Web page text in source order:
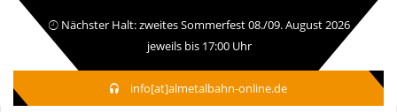
Nächster Halt: zweites Sommerfest 08./09. August 2026
jeweils bis 17:00 Uhr
info[at]almetalbahn-online.de